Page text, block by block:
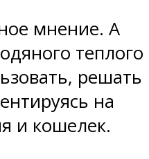
мнение. А
теплого
решать
на
и кошелек.